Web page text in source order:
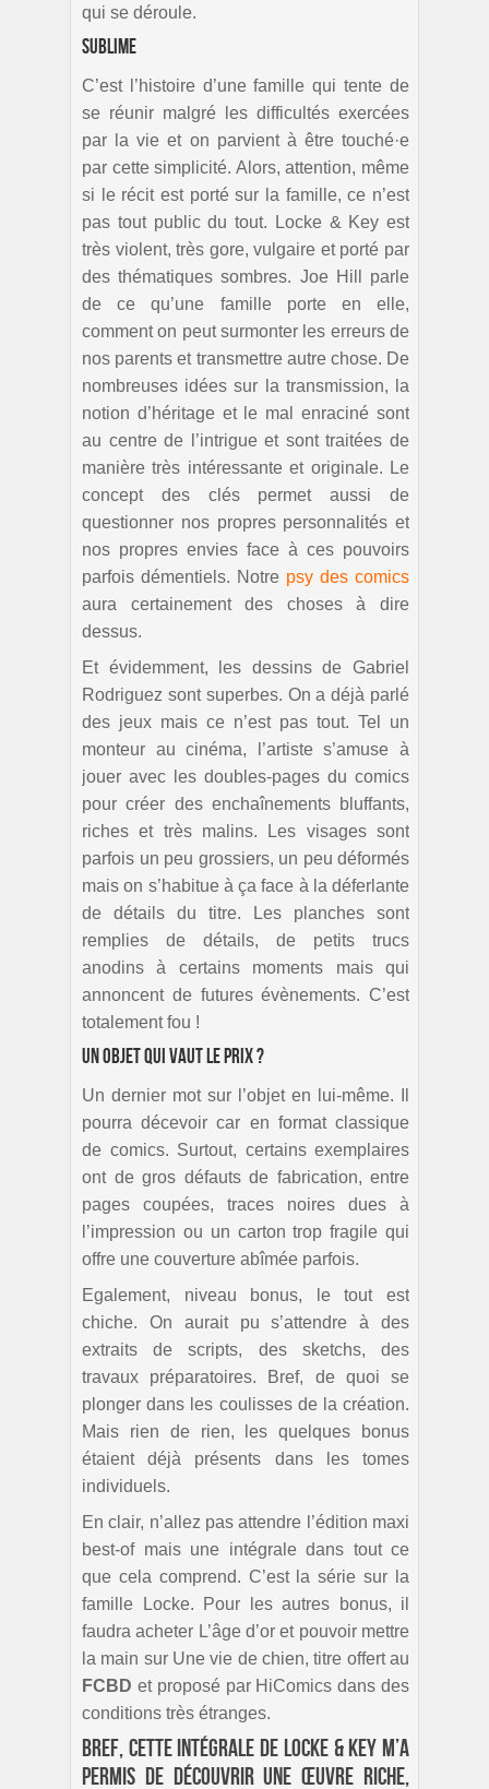
qui se déroule.
Sublime
C’est l’histoire d’une famille qui tente de
se réunir malgré les difficultés exercées
par la vie et on parvient à être touché·e
par cette simplicité. Alors, attention, même
si le récit est porté sur la famille, ce n’est
pas tout public du tout. Locke & Key est
très violent, très gore, vulgaire et porté par
des thématiques sombres. Joe Hill parle
de ce qu’une famille porte en elle,
comment on peut surmonter les erreurs de
nos parents et transmettre autre chose. De
nombreuses idées sur la transmission, la
notion d’héritage et le mal enraciné sont
au centre de l’intrigue et sont traitées de
manière très intéressante et originale. Le
concept des clés permet aussi de
questionner nos propres personnalités et
nos propres envies face à ces pouvoirs
parfois démentiels. Notre psy des comics
aura certainement des choses à dire
dessus.
Et évidemment, les dessins de Gabriel
Rodriguez sont superbes. On a déjà parlé
des jeux mais ce n’est pas tout. Tel un
monteur au cinéma, l’artiste s’amuse à
jouer avec les doubles-pages du comics
pour créer des enchaînements bluffants,
riches et très malins. Les visages sont
parfois un peu grossiers, un peu déformés
mais on s’habitue à ça face à la déferlante
de détails du titre. Les planches sont
remplies de détails, de petits trucs
anodins à certains moments mais qui
annoncent de futures évènements. C’est
totalement fou !
Un objet qui vaut le prix ?
Un dernier mot sur l’objet en lui-même. Il
pourra décevoir car en format classique
de comics. Surtout, certains exemplaires
ont de gros défauts de fabrication, entre
pages coupées, traces noires dues à
l’impression ou un carton trop fragile qui
offre une couverture abîmée parfois.
Egalement, niveau bonus, le tout est
chiche. On aurait pu s’attendre à des
extraits de scripts, des sketchs, des
travaux préparatoires. Bref, de quoi se
plonger dans les coulisses de la création.
Mais rien de rien, les quelques bonus
étaient déjà présents dans les tomes
individuels.
En clair, n’allez pas attendre l’édition maxi
best-of mais une intégrale dans tout ce
que cela comprend. C’est la série sur la
famille Locke. Pour les autres bonus, il
faudra acheter L’âge d’or et pouvoir mettre
la main sur Une vie de chien, titre offert au
FCBD et proposé par HiComics dans des
conditions très étranges.
Bref, cette intégrale de Locke & Key m’a
permis de découvrir une œuvre riche,